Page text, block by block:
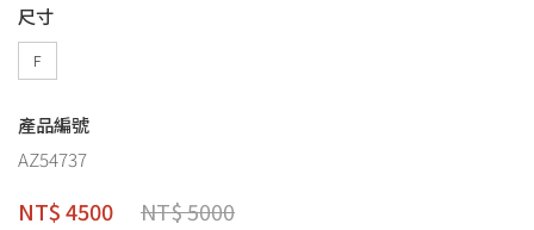
尺寸
F
產品編號
AZ54737
NT$ 4500 NT$ 5000